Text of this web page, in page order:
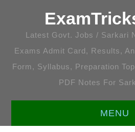
Latest Govt. Jobs / Sarkari
Exams Admit Card, Results,
Form, Syllabus, Preparation
PDF Notes For
MENU